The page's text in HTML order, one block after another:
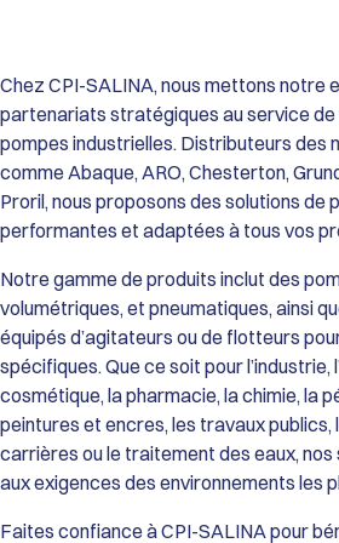
Viscosité : Capacité de transfert jusqu’à
HDX80).
Température de service : De 0°C à 70°C
80°C (avec tuyau EPDM).
Passage de solides : Particules dures
particules souples jusqu’à 20 mm.
Construction et Matériaux :
Roue et Couvercle : Fonte GS et Acier
Tuyaux Configurables (selon
Naturel (Standard), EPDM, Buna N (NBR),
(FDA), ou Hypalon.
Raccordements : Brides robustes ISO
PN20 / ANSI 150 (Option).
Atouts Opérationnels :
Fiabilité Maximale : Absence totale de
de clapets ou de vannes, éliminant les
blocages.
Maintenance Simplifiée : Le tuyau est
Chez CPI-SALINA, nous mettons notre
partenariats stratégiques au service de
pompes industrielles. Distributeurs des
comme Abaque, ARO, Chesterton,
Proril, nous proposons des solutions de
performantes et adaptées à tous vos
Notre gamme de produits inclut des
volumétriques, et pneumatiques, ainsi
équipés d’agitateurs ou de flotteurs
spécifiques. Que ce soit pour l’industrie,
cosmétique, la pharmacie, la chimie, la
peintures et encres, les travaux publics,
carrières ou le traitement des eaux,
aux exigences des environnements les
Faites confiance à CPI-SALINA pour